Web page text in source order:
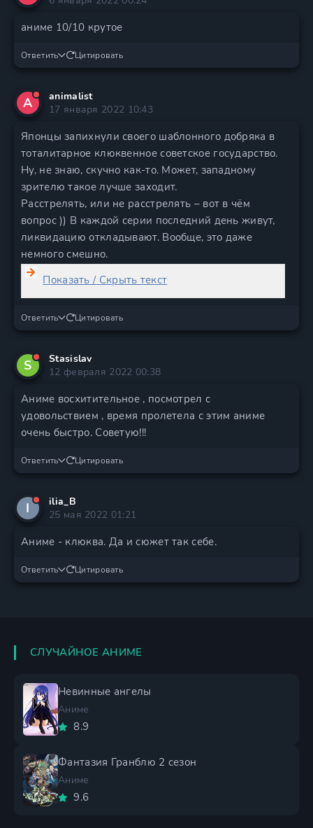
аниме 10/10 крутое
Ответить Цитировать
A
animalist
17 января 2022 10:43
Японцы запихнули своего шаблонного добряка в
тоталитарное клюквенное советское государство.
Ну, не знаю, скучно как-то. Может, западному
зрителю такое лучше заходит.
Расстрелять, или не расстрелять – вот в чём
вопрос )) В каждой серии последний день живут,
ликвидацию откладывают. Вообще, это даже
немного смешно.
Показать / Скрыть текст
Ответить Цитировать
S
Stasislav
12 февраля 2022 00:38
Аниме восхитительное , посмотрел с
удовольствием , время пролетела с этим аниме
очень быстро. Советую!!!
Ответить Цитировать
I
ilia_B
25 мая 2022 01:21
Аниме - клюква. Да и сюжет так себе.
Ответить Цитировать
СЛУЧАЙНОЕ АНИМЕ
Невинные ангелы
Аниме
8.9
Фантазия Гранблю 2 сезон
Аниме
9.6